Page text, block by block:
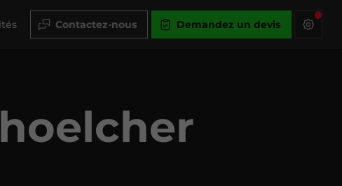
Contactez-nous Demandez un devis